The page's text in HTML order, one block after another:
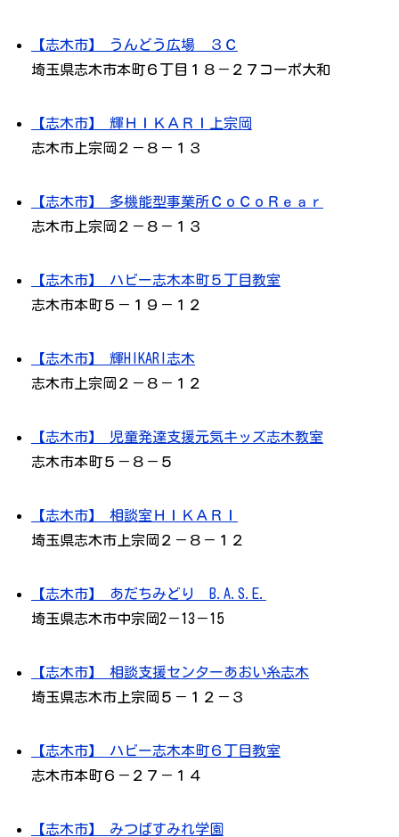
【志木市】 うんどう広場 ３Ｃ
埼玉県志木市本町６丁目１８－２７コーポ大和
【志木市】 輝ＨＩＫＡＲＩ上宗岡
志木市上宗岡２－８－１３
【志木市】 多機能型事業所ＣоＣоＲｅａｒ
志木市上宗岡２－８－１３
【志木市】 ハビー志木本町５丁目教室
志木市本町５－１９－１２
【志木市】 輝HIKARI志木
志木市上宗岡２－８－１２
【志木市】 児童発達支援元気キッズ志木教室
志木市本町５－８－５
【志木市】 相談室ＨＩＫＡＲＩ
埼玉県志木市上宗岡２－８－１２
【志木市】 あだちみどり B.A.S.E.
埼玉県志木市中宗岡2－13－15
【志木市】 相談支援センターあおい糸志木
埼玉県志木市上宗岡５－１２－３
【志木市】 ハビー志木本町６丁目教室
志木市本町６－２７－１４
【志木市】 みつばすみれ学園